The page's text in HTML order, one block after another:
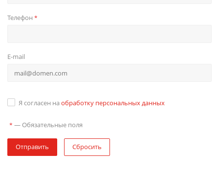
Телефон *
E-mail
Я согласен на обработку персональных данных
* — Обязательные поля
Отправить Сбросить